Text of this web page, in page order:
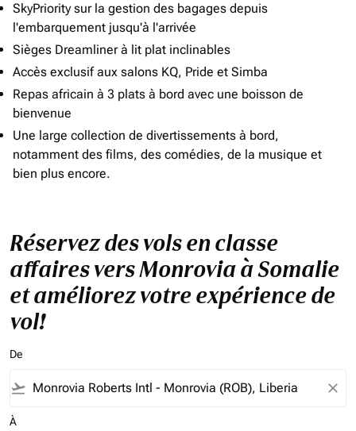
SkyPriority sur la gestion des bagages depuis
l'embarquement jusqu'à l'arrivée
Sièges Dreamliner à lit plat inclinables
Accès exclusif aux salons KQ, Pride et Simba
Repas africain à 3 plats à bord avec une boisson de
bienvenue
Une large collection de divertissements à bord,
notamment des films, des comédies, de la musique et
bien plus encore.
Réservez des vols en classe
affaires vers Monrovia à Somalie
et améliorez votre expérience de
vol!
De
flight_takeoff close
À